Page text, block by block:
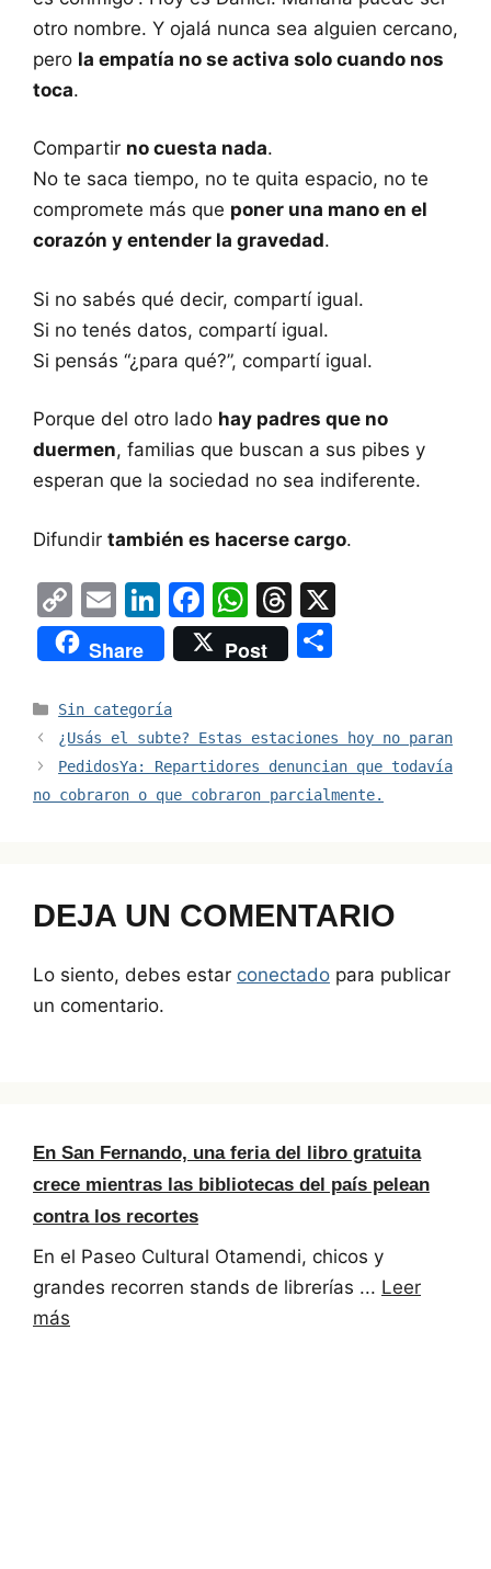
otro nombre. Y ojalá nunca sea alguien cercano,
pero la empatía no se activa solo cuando nos
toca.
Compartir no cuesta nada.
No te saca tiempo, no te quita espacio, no te
compromete más que poner una mano en el
corazón y entender la gravedad.
Si no sabés qué decir, compartí igual.
Si no tenés datos, compartí igual.
Si pensás “¿para qué?”, compartí igual.
Porque del otro lado hay padres que no
duermen, familias que buscan a sus pibes y
esperan que la sociedad no sea indiferente.
Difundir también es hacerse cargo.
C
o
p
y
Li
n
k
E
m
ai
l
Li
n
k
e
dI
n
F
a
c
b
o
o
W
h
at
A
p
p
T
hr
e
d
s
Share Post
e
Categorías
Sin categoría
¿Usás el subte? Estas estaciones hoy no paran
PedidosYa: Repartidores denuncian que todavía
no cobraron o que cobraron parcialmente.
DEJA UN COMENTARIO
Lo siento, debes estar conectado para publicar
un comentario.
En San Fernando, una feria del libro gratuita
crece mientras las bibliotecas del país pelean
contra los recortes
En el Paseo Cultural Otamendi, chicos y
grandes recorren stands de librerías ... Leer
más